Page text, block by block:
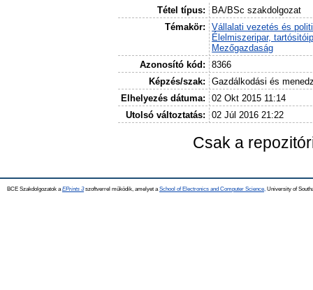
Tétel típus:
BA/BSc szakdolgozat
Témakör:
Vállalati vezetés és
Élelmiszeripar,
Mezőgazdaság
Azonosító kód:
8366
Képzés/szak:
Gazdálkodási és
Elhelyezés dátuma:
02 Okt 2015 11:14
Utolsó változtatás:
02 Júl 2016 21:22
Csak a
BCE Szakdolgozatok a EPrints 3szoftverrel működik, amelyet a School of Electronics and Computer Science, University of